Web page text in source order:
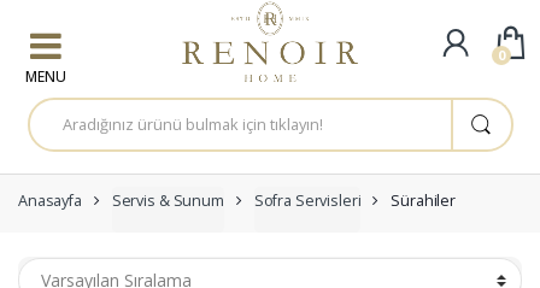
A
r
a
a
:
Anasayfa Servis & Sunum Sofra Servisleri Sürahiler
0